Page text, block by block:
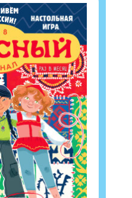
журнал" в
ПОДПИСАТЬСЯ